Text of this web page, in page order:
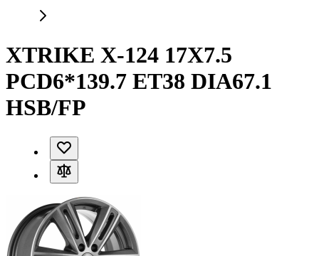
XTRIKE X-124 17X7.5
PCD6*139.7 ET38 DIA67.1
HSB/FP